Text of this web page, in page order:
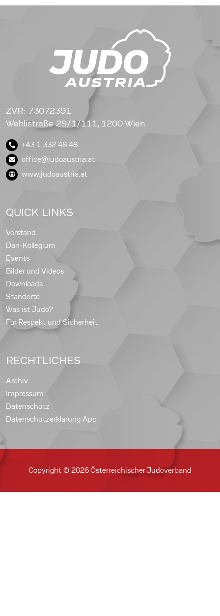
ZVR: 73072391
Wehlistraße 29/1/111, 1200 Wien
+43 1 332 48 48
office@judoaustria.at
www.judoaustria.at
QUICK LINKS
Vorstand
Dan-Kollegium
Events
Bilder und Videos
Downloads
Standorte
Was ist Judo?
Für Respekt und Sicherheit
RECHTLICHES
Archiv
Impressum
Datenschutz
Datenschutzerklärung App
Copyright © 2026 Österreichischer Judoverband